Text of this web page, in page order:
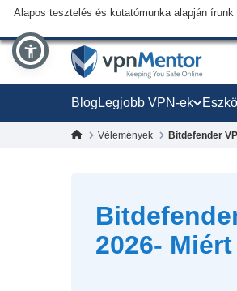
Alapos tesztelés és kutatómunka alapján
Blog Legjobb VPN-ek
Vélemények Bitdefender
2026-